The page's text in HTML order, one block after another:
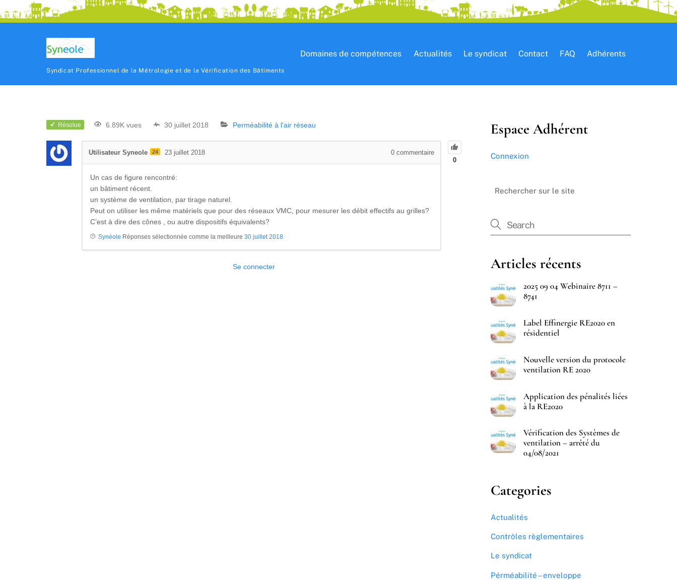
Syndicat Professionnel de la Métrologie et de la Vérification des Bâtiments
Domaines de compétences Actualités Le syndicat Contact FAQ Adhérents
Résolue 6.89K vues 30 juillet 2018 Perméabilité à l'air réseau
0
Utilisateur Syneole 24 23 juillet 2018 0commentaire
Un cas de figure rencontré:
un bâtiment récent.
un système de ventilation, par tirage naturel.
Peut on utiliser les même matériels que pour des réseaux VMC, pour mesurer les débit effectifs au grilles?
C’est à dire des cônes , ou autre dispositifs équivalents?
Synéole Réponses sélectionnée comme la meilleure 30 juillet 2018
Se connecter
Espace Adhérent
Connexion
Rechercher sur le site
Articles récents
2025 09 04 Webinaire 8711 –
8741
Label Effinergie RE2020 en
résidentiel
Nouvelle version du protocole
ventilation RE 2020
Application des pénalités liées
à la RE2020
Vérification des Systèmes de
ventilation – arrêté du
04/08/2021
Categories
Actualités
Contrôles règlementaires
Le syndicat
Pérméabilité – enveloppe